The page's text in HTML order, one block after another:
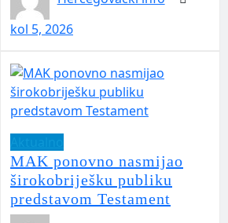
kol 5, 2026
MAK ponovno nasmijao
širokobriješku publiku
predstavom Testament